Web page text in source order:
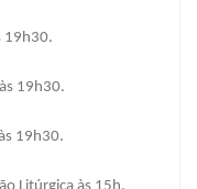
19h30.
19h30.
19h30.